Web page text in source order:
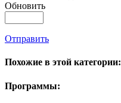
Обновить
Отправить
Похожие в этой категории:
Программы: